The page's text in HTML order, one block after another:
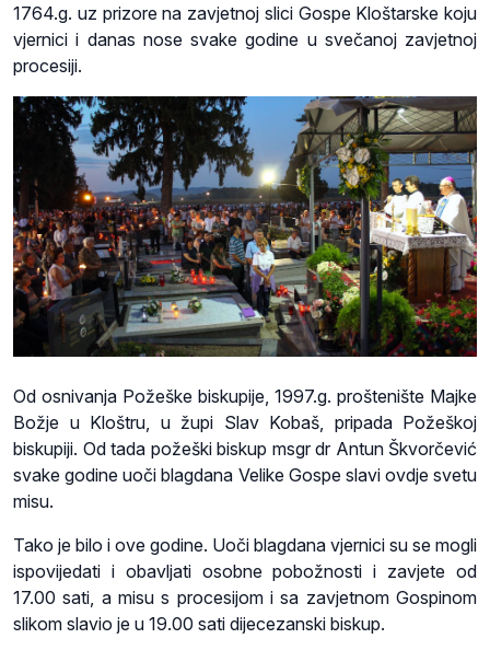
1764.g. uz prizore na zavjetnoj slici Gospe Kloštarske koju
vjernici i danas nose svake godine u svečanoj zavjetnoj
procesiji.
Od osnivanja Požeške biskupije, 1997.g. proštenište Majke
Božje u Kloštru, u župi Slav Kobaš, pripada Požeškoj
biskupiji. Od tada požeški biskup msgr dr Antun Škvorčević
svake godine uoči blagdana Velike Gospe slavi ovdje svetu
misu.
Tako je bilo i ove godine. Uoči blagdana vjernici su se mogli
ispovijedati i obavljati osobne pobožnosti i zavjete od
17.00 sati, a misu s procesijom i sa zavjetnom Gospinom
slikom slavio je u 19.00 sati dijecezanski biskup.